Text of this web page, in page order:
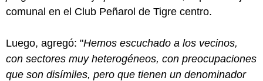
comunal en el Club Peñarol de Tigre centro.
Luego, agregó: "Hemos escuchado a los vecinos,
con sectores muy heterogéneos, con preocupaciones
que son disímiles, pero que tienen un denominador